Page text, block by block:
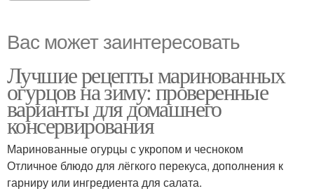
Вас может заинтересовать
Лучшие рецепты маринованных
огурцов на зиму: проверенные
варианты для домашнего
консервирования
Маринованные огурцы с укропом и чесноком
Отличное блюдо для лёгкого перекуса, дополнения к
гарниру или ингредиента для салата.